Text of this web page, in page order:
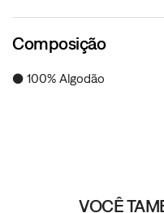
Composição
● 100% Algodão
VOCÊ